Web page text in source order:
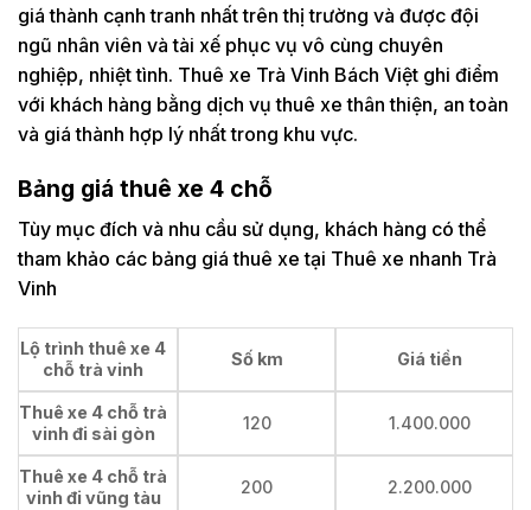
giá thành cạnh tranh nhất trên thị trường và được đội
ngũ nhân viên và tài xế phục vụ vô cùng chuyên
nghiệp, nhiệt tình. Thuê xe Trà Vinh Bách Việt ghi điểm
với khách hàng bằng dịch vụ thuê xe thân thiện, an toàn
và giá thành hợp lý nhất trong khu vực.
Bảng giá thuê xe 4 chỗ
Tùy mục đích và nhu cầu sử dụng, khách hàng có thể
tham khảo các bảng giá thuê xe tại Thuê xe nhanh Trà
Vinh
Lộ trình thuê xe 4
chỗ trà vinh
Số km Giá tiền
Thuê xe 4 chỗ trà
vinh đi sài gòn
120 1.400.000
Thuê xe 4 chỗ trà
vinh đi vũng tàu
200 2.200.000